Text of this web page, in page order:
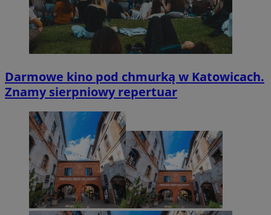
Darmowe kino pod chmurką w Katowicach.
Znamy sierpniowy repertuar